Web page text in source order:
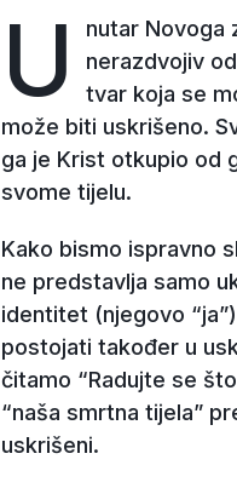
U
nutar Novoga
nerazdvojiv
tvar koja se
može biti uskrišeno.
ga je Krist otkupio od
svome tijelu.
Kako bismo ispravno
ne predstavlja samo
identitet (njegovo
postojati također u
čitamo “Radujte se
“naša smrtna tijela”
uskrišeni.